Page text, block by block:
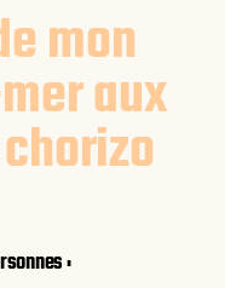
mon
aux
: